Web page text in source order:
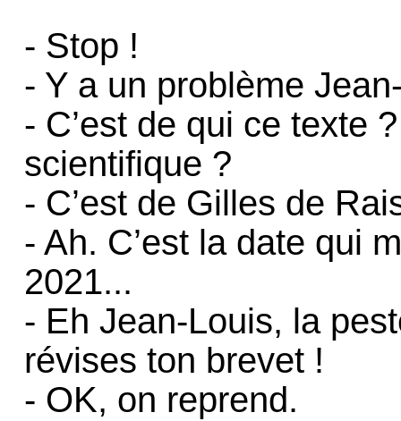
- Stop !
- Y a un problème
- C’est de qui ce texte
scientifique ?
- C’est de Gilles de
- Ah. C’est la date qui
2021...
- Eh Jean-Louis, la
révises ton brevet !
- OK, on reprend.